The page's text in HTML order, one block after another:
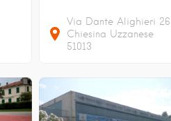
Via Dante Alighieri 26
Chiesina Uzzanese
51013